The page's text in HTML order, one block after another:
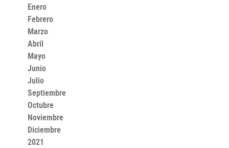
Enero
Febrero
Marzo
Abril
Mayo
Junio
Julio
Septiembre
Octubre
Noviembre
Diciembre
2021